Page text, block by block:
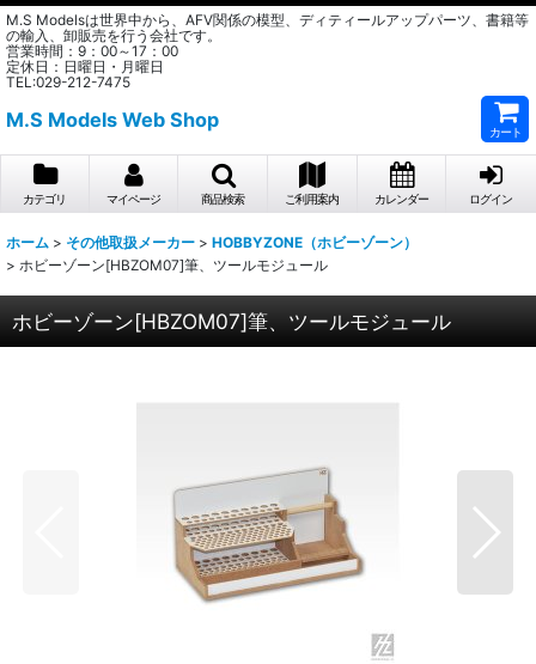
M.S Modelsは世界中から、AFV関係の模型、ディティールアップパーツ、書籍等
の輸入、卸販売を行う会社です。
営業時間：9：00～17：00
定休日：日曜日・月曜日
TEL:029-212-7475
M.S Models Web Shop
カート
カテゴリ マイページ 商品検索 ご利用案内 カレンダー ログイン
ホーム > その他取扱メーカー > HOBBYZONE（ホビーゾーン）
> ホビーゾーン[HBZOM07]筆、ツールモジュール
ホビーゾーン[HBZOM07]筆、ツールモジュール